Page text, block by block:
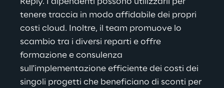
tenere traccia in modo affidabile dei propri
costi cloud. Inoltre, il team promuove lo
scambio tra i diversi reparti e offre
formazione e consulenza
sull'implementazione efficiente dei costi dei
singoli progetti che beneficiano di sconti per